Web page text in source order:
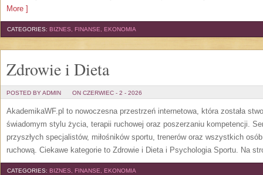
More ]
CATEGORIES: BIZNES, FINANSE, EKONOMIA
Zdrowie i Dieta
POSTED BY ADMIN ON CZERWIEC - 2 - 2026
AkademikaWF.pl to nowoczesna przestrzeń internetowa, która została
świadomym stylu życia, terapii ruchowej oraz poszerzaniu kompetencji.
przyszłych specjalistów, miłośników sportu, trenerów oraz wszystkich
ruchową. Ciekawe kategorie to Zdrowie i Dieta i Psychologia Sportu. Na
CATEGORIES: BIZNES, FINANSE, EKONOMIA